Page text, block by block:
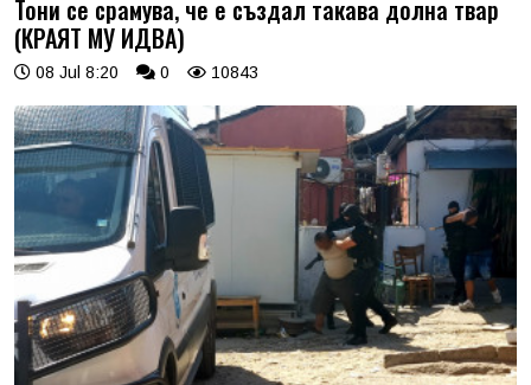
Тони се срамува, че е създал такава долна твар
(КРАЯТ МУ ИДВА)
08 Jul 8:20 0 10843